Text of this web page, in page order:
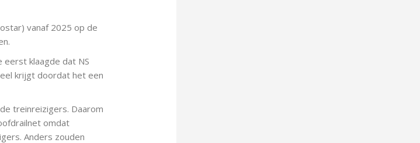
vanaf 2025 op de
eerst klaagde dat NS
krijgt doordat het een
treinreizigers. Daarom
omdat
Anders zouden